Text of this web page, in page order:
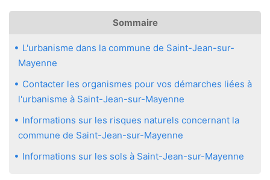
Sommaire
L'urbanisme dans la commune de Saint-Jean-sur-
Mayenne
Contacter les organismes pour vos démarches liées à
l'urbanisme à Saint-Jean-sur-Mayenne
Informations sur les risques naturels concernant la
commune de Saint-Jean-sur-Mayenne
Informations sur les sols à Saint-Jean-sur-Mayenne